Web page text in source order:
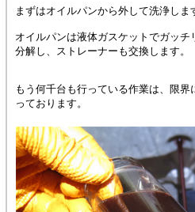
まずはオイルパンから外して洗浄しま
オイルパンは液体ガスケットでガッチ
分解し、ストレーナーも交換します。
もう何千台も行っている作業は、限
っております。